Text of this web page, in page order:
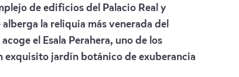
de edificios del Palacio Real y
la reliquia más venerada del
el Esala Perahera, uno de los
exquisito jardín botánico de exuberancia